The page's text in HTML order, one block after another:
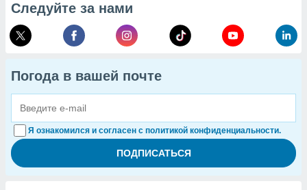
Следуйте за нами
Погода в вашей почте
Я ознакомился и согласен с политикой конфиденциальности.